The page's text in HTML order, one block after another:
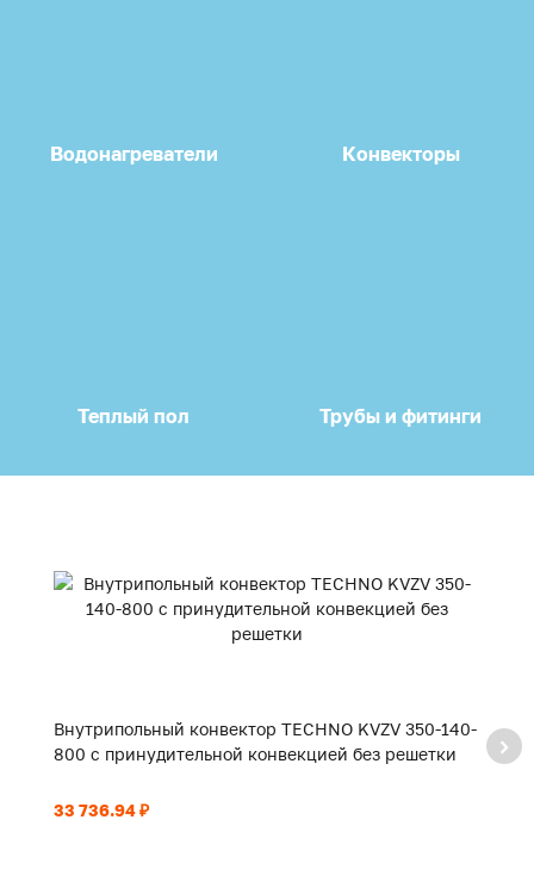
Водонагреватели Конвекторы
Теплый пол Трубы и фитинги
Внутрипольный конвектор TECHNO KVZV 350-140-
800 с принудительной конвекцией без решетки
33 736.94 ₽